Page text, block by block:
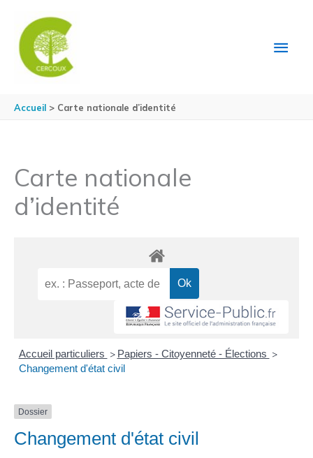
Accueil Carte nationale d’identité
Carte nationale
d’identité
Accueil particuliers > Papiers - Citoyenneté - Élections >
Changement d'état civil
Dossier
Changement d'état civil